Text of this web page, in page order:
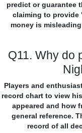
predict or guarantee
claiming to provide
money is
Q11. Why do
Players and
record chart to view
appeared and how
general reference.
record of all